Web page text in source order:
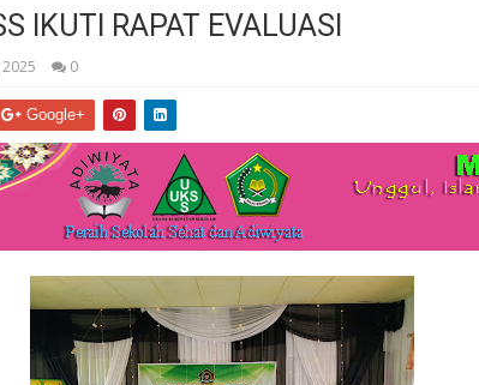
IKUTI RAPAT EVALUASI
0
Google+